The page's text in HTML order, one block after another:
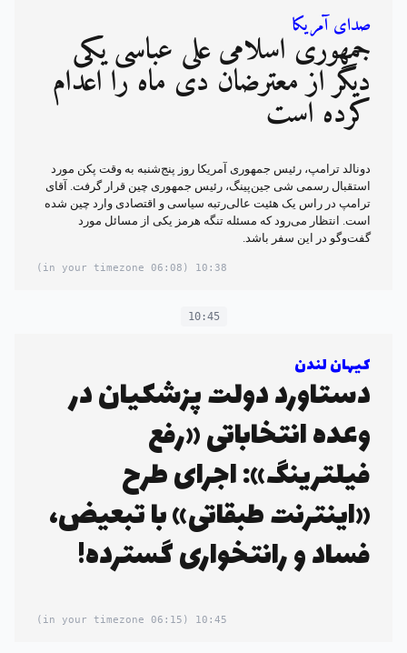
صدای آمریکا
جمهوری اسلامی علی عباسی یکی
دیگر از معترضان دی ماه را اعدام
کرده است
دونالد ترامپ، رئیس جمهوری آمریکا روز پنج‌شنبه به وقت پکن مورد
استقبال رسمی شی جین‌پینگ، رئیس جمهوری چین قرار گرفت. آقای
ترامپ در راس یک هئیت عالی‌رتبه سیاسی و اقتصادی وارد چین شده
است. انتظار می‌رود که مسئله تنگه هرمز یکی از مسائل مورد
گفت‌وگو در این سفر باشد.
10:38
(06:08 in your timezone)
10:45
کیهان لندن
دستاورد دولت پزشکیان در
وعده انتخاباتی «رفع
فیلترینگ»: اجرای طرح
«اینترنت طبقاتی» با تبعیض،
فساد و رانتخواری گسترده!
10:45
(06:15 in your timezone)